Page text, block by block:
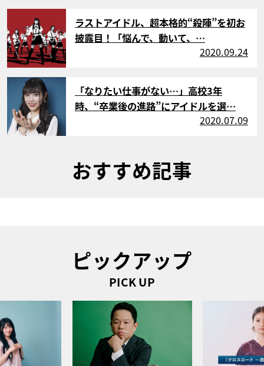
サムネイル
ラストアイドル、超本格的“殺陣”を初お
披露目！「悩んで、動いて、…
2020.09.24
「なりたい仕事がない…」高校3年
時、“卒業後の進路”にアイドルを選…
2020.07.09
おすすめ記事
ピックアップ
PICK UP